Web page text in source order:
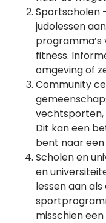
Sportscholen
judolessen
fitness.
omgeving of
Community
vechtsporten,
Dit kan een
bent naar
Scholen en
en
lessen aan
misschien